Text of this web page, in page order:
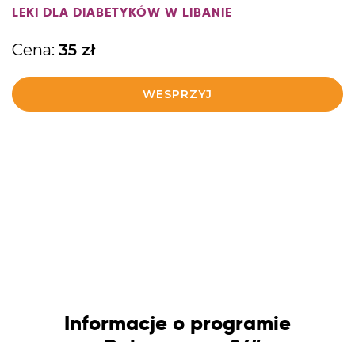
LEKI DLA DIABETYKÓW W LIBANIE
Cena: 35 zł
WESPRZYJ
Informacje o programie